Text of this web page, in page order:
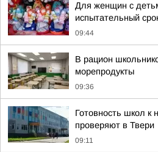
Для женщин с
испытательный
09:44
В рацион
морепродукты
09:36
Готовность школ к
проверяют в Твери
09:11